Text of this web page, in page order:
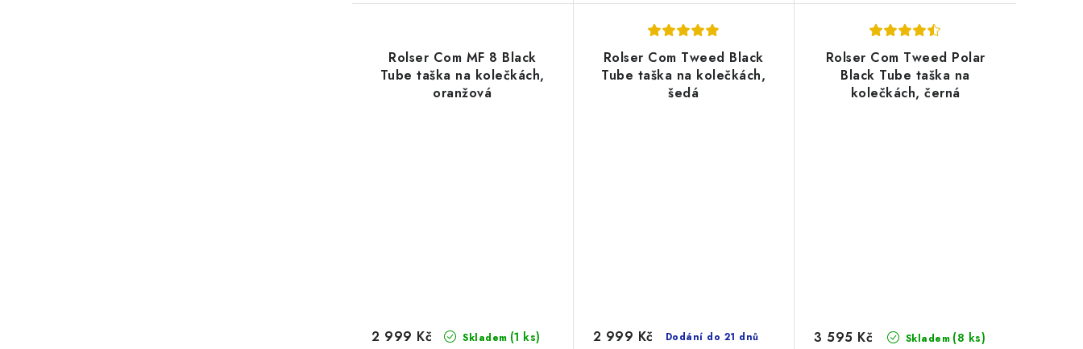
Rolser Com MF 8 Black
Tube taška na kolečkách,
oranžová
Skladem (1 ks)
2 999 Kč
Rolser Com Tweed Black
Tube taška na kolečkách,
šedá
Dodání do 21 dnů
2 999 Kč
Rolser Com Tweed Polar
Black Tube taška na
kolečkách, černá
Skladem (8 ks)
3 595 Kč